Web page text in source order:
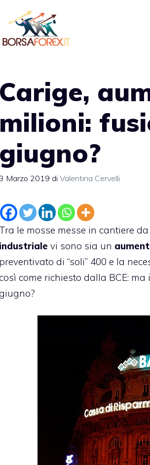
Carige,
milioni:
giugno?
Marzo 2019 di Valentina Cervelli
Tra le mosse messe in cantiere da
industriale vi sono sia un
preventivato di “soli” 400 e la
come richiesto dalla BCE: